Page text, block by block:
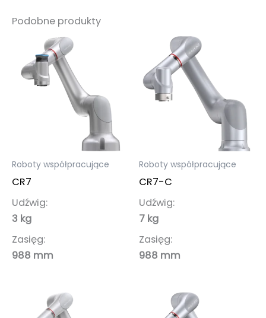
Podobne produkty
Roboty współpracujące
CR7
Udźwig:
3 kg
Zasięg:
988 mm
Roboty współpracujące
CR7-C
Udźwig:
7 kg
Zasięg:
988 mm